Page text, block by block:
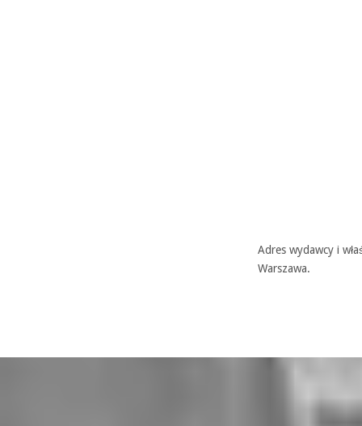
Adres wydawcy i
Warszawa.